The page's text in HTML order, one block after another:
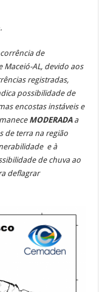
de
Maceió-AL, devido aos
registradas,
possibilidade de
encostas instáveis e
MODERADAa
de terra na região
e à
de chuva ao
deflagrar